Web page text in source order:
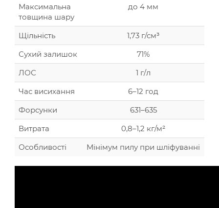
Максимальна
товщина шару
до 4 мм
Щільність
1,73 г/см³
Сухий залишок
71%
ЛОС
1 г/л
Час висихання
6–12 год
Форсунки
631–635
Витрата
0,8–1,2 кг/м²
Особливості
Мінімум пилу при шліфуванні